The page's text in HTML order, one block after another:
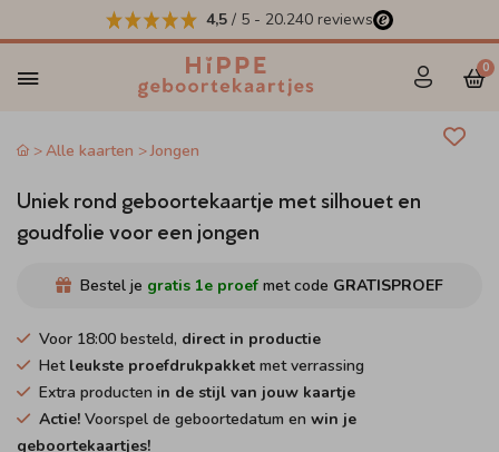
4,5 / 5 - 20.240 reviews
0
Alle kaarten Jongen
Uniek rond geboortekaartje met silhouet en
goudfolie voor een jongen
Bestel je gratis 1e proef met code GRATISPROEF
Voor 18:00 besteld, direct in productie
Het leukste proefdrukpakket met verrassing
Extra producten in de stijl van jouw kaartje
Actie! Voorspel de geboortedatum en win je
geboortekaartjes!